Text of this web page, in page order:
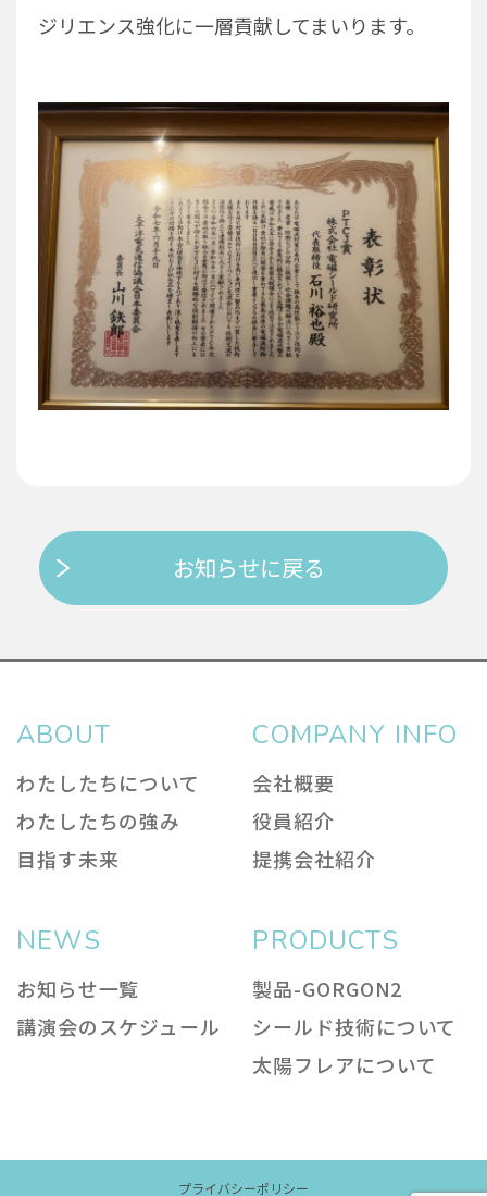
ジリエンス強化に一層貢献してまいります。
お知らせに戻る
ABOUT
わたしたちについて
わたしたちの強み
目指す未来
COMPANY INFO
会社概要
役員紹介
提携会社紹介
NEWS
お知らせ一覧
講演会のスケジュール
PRODUCTS
製品-GORGON2
シールド技術について
太陽フレアについて
プライバシーポリシー